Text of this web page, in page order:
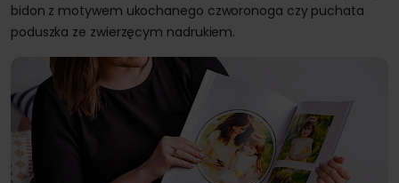
bidon z motywem ukochanego czworonoga czy puchata
poduszka ze zwierzęcym nadrukiem.